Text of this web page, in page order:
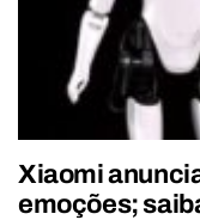
Xiaomi
emoções;